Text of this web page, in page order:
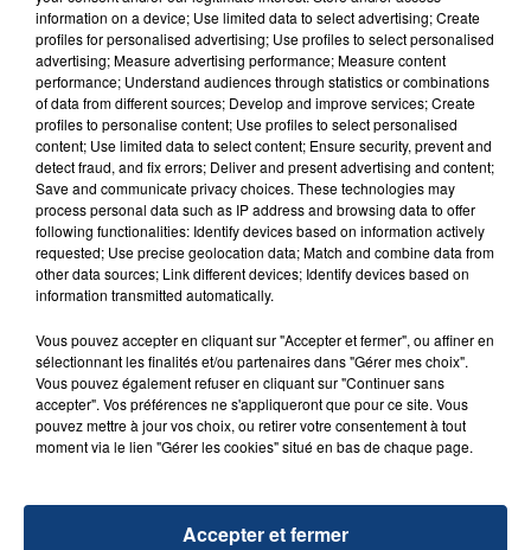
FIL D'ACTU
23 juillet 2026
INCENDIE MORTEL À LENS : UNE FEMME ET
SON BÉBÉ ENTRE LA VIE ET LA...
Un homme s'est immolé par le feu après avoir
aspergé sa compagne et leur bébé de trois mois
d'un liquide inflammable.
information on a device; Use limited data to select advertising; Create
profiles for personalised advertising; Use profiles to select personalised
advertising; Measure advertising performance; Measure content
performance; Understand audiences through statistics or combinations
of data from different sources; Develop and improve services; Create
profiles to personalise content; Use profiles to select personalised
content; Use limited data to select content; Ensure security, prevent and
detect fraud, and fix errors; Deliver and present advertising and content;
Save and communicate privacy choices. These technologies may
process personal data such as IP address and browsing data to offer
following functionalities: Identify devices based on information actively
requested; Use precise geolocation data; Match and combine data from
other data sources; Link different devices; Identify devices based on
information transmitted automatically.
Vous pouvez accepter en cliquant sur "Accepter et fermer", ou affiner en
sélectionnant les finalités et/ou partenaires dans "Gérer mes choix".
Vous pouvez également refuser en cliquant sur "Continuer sans
accepter". Vos préférences ne s'appliqueront que pour ce site. Vous
pouvez mettre à jour vos choix, ou retirer votre consentement à tout
moment via le lien "Gérer les cookies" situé en bas de chaque page.
Accepter et fermer